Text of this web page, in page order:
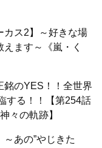
カス2】～好きな場
ます～《嵐・く
銘のYES！！全世界
する！！【第254話
々の軌跡】
～あの”やじきた